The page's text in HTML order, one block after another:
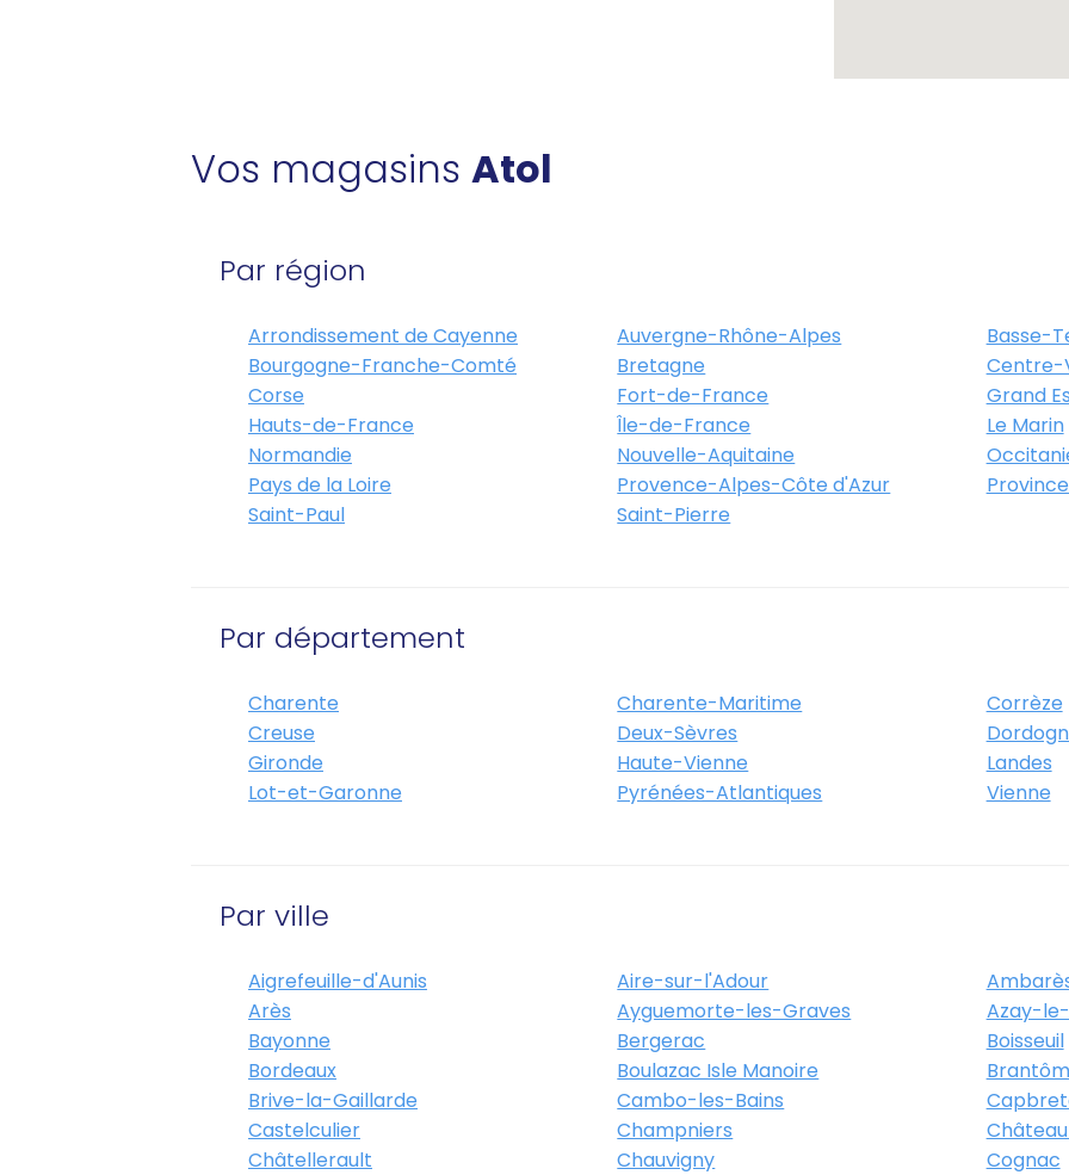
Vos magasins Atol
Par région
Arrondissement de Cayenne Auvergne-Rhône-Alpes
Basse-
Bourgogne-Franche-Comté
Bretagne
Centre-
Corse
Fort-de-France
Grand
Hauts-de-France
Île-de-France
Le Marin
Normandie
Nouvelle-Aquitaine
Pays de la Loire
Provence-Alpes-Côte d'Azur
Saint-Paul
Saint-Pierre
Par département
Charente Charente-Maritime
Corrèze
Creuse
Deux-Sèvres
Gironde
Haute-Vienne
Landes
Lot-et-Garonne
Pyrénées-Atlantiques Vienne
Par ville
Aigrefeuille-d'Aunis Aire-sur-l'Adour
Arès
Ayguemorte-les-Graves
Azay-
Bayonne
Bergerac
Boisseuil
Bordeaux
Boulazac Isle Manoire
Brive-la-Gaillarde
Cambo-les-Bains
Castelculier
Champniers
Châtellerault
Chauvigny
Cognac